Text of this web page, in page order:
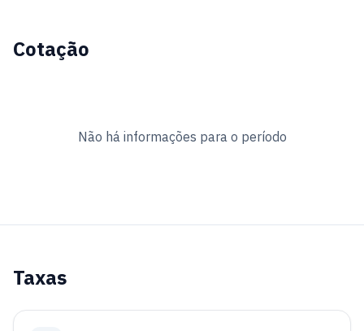
Cotação
Não há informações para o período
Taxas